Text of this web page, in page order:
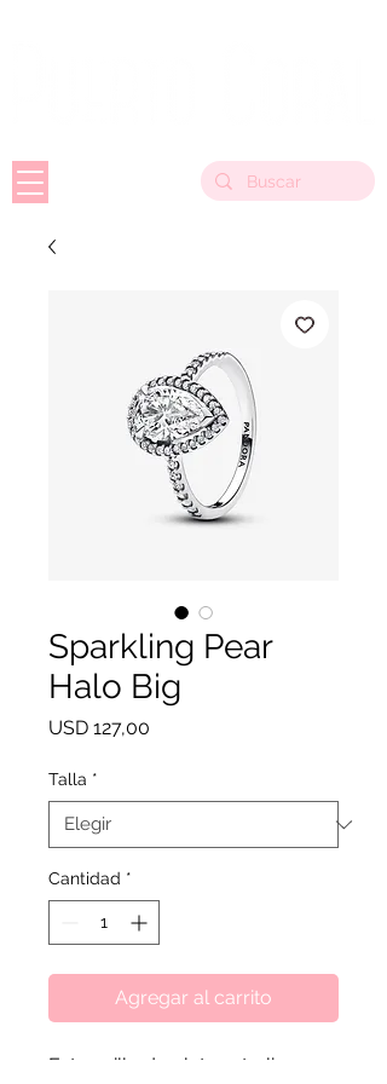
Sparkling Pear
Halo Big
USD 127,00
Talla *
Cantidad *
Agregar al carrito
Este anillo de plata esterlina